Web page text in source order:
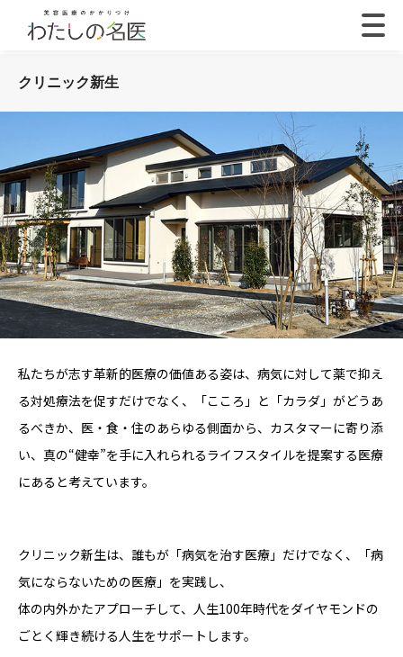
クリニック新生
私たちが志す革新的医療の価値ある姿は、病気に対して薬で抑え
る対処療法を促すだけでなく、「こころ」と「カラダ」がどうあ
るべきか、医・食・住のあらゆる側面から、カスタマーに寄り添
い、真の“健幸”を手に入れられるライフスタイルを提案する医療
にあると考えています。
クリニック新生は、誰もが「病気を治す医療」だけでなく、「病
気にならないための医療」を実践し、
体の内外かたアプローチして、人生100年時代をダイヤモンドの
ごとく輝き続ける人生をサポートします。